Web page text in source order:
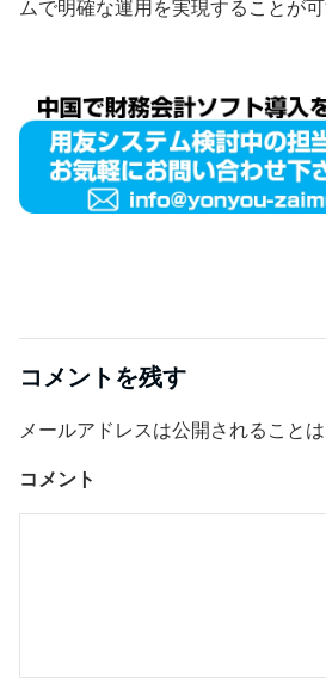
ムで明確な運用を実現することが可
コメントを残す
メールアドレスは公開されることは
コメント